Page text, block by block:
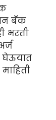
बँक
भरती
घेऊयात